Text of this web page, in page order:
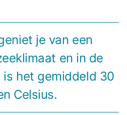
je van een
en in de
is het gemiddeld 30
Celsius.